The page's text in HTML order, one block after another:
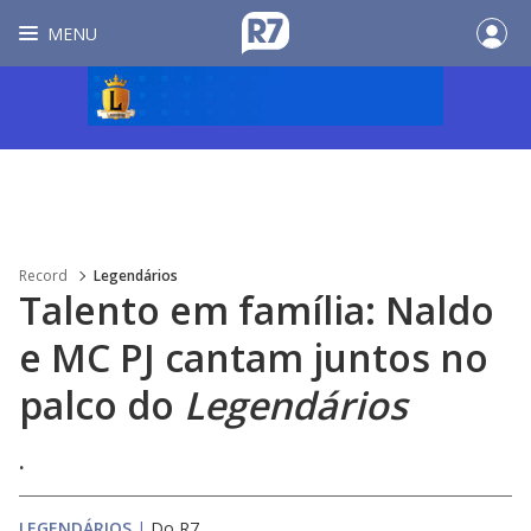
MENU
Record Legendários
Talento em família: Naldo
e MC PJ cantam juntos no
palco do Legendários
.